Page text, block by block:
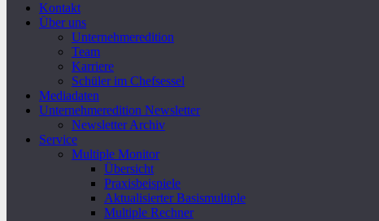
Kontakt
Über uns
Unternehmeredition
Team
Karriere
Schüler im Chefsessel
Mediadaten
Unternehmeredition Newsletter
Newsletter Archiv
Service
Multiple Monitor
Übersicht
Praxisbeispiele
Aktualisierter Basismultiple
Multiple Rechner